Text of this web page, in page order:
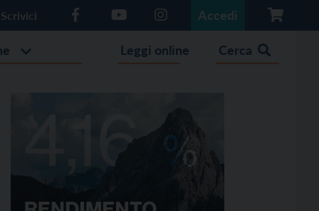
Scrivici Accedi
Leggi online Cerca